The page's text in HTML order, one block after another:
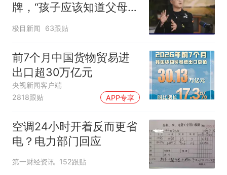
牌，“孩子应该知道父母的
不易”，称自己买衣服80%
极目新闻 63跟贴
前7个月中国货物贸易进
出口超30万亿元
央视新闻客户端
2818跟贴
APP专享
空调24小时开着反而更省
电？电力部门回应
第一财经资讯 152跟贴